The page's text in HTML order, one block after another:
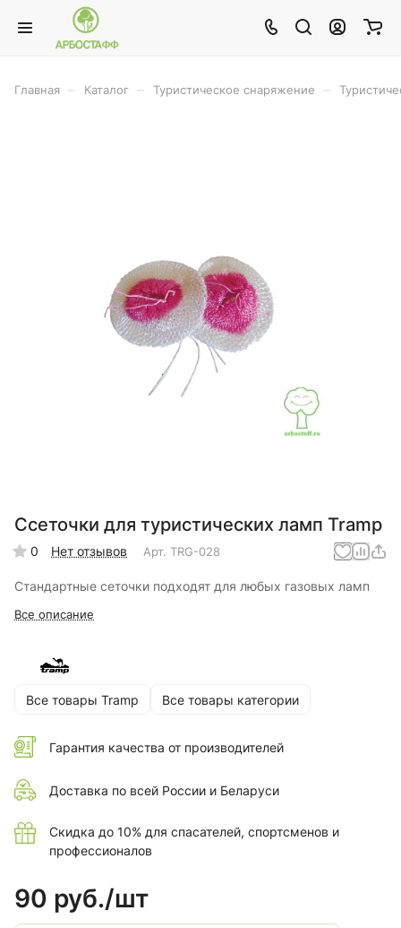
Главная Каталог Туристическое снаряжение
Cсеточки для туристических ламп Tramp
0 Нет отзывов Арт. TRG-028
Стандартные сеточки подходят для любых газовых ламп
Все описание
Все товары Tramp Все товары категории
Гарантия качества от производителей
Доставка по всей России и Беларуси
Скидка до 10% для спасателей, спортсменов и
профессионалов
90 руб./шт